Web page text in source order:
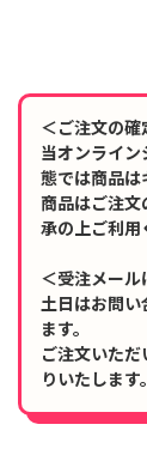
＜ご注文の確
当オンライ
態では商品は
商品はご注文
承の上ご利用
＜受注メール
土日はお問い
ます。
ご注文いた
りいたします。